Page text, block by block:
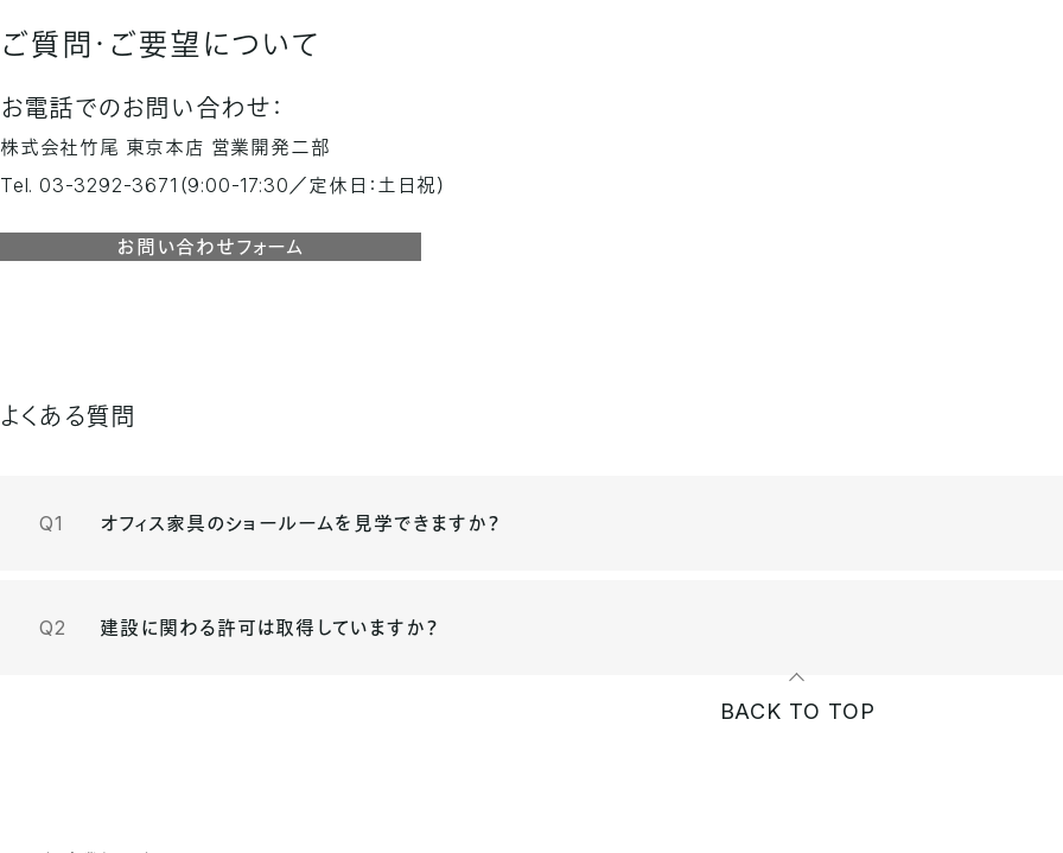
ご質問・ご要望について
お電話でのお問い合わせ：
株式会社竹尾 東京本店 営業開発二部
Tel. 03-3292-3671 （9:00-17:30／定休日：土日祝）
お問い合わせフォーム
よくある質問
オフィス家具のショールームを見学できますか？
建設に関わる許可は取得していますか？
BACK TO TOP